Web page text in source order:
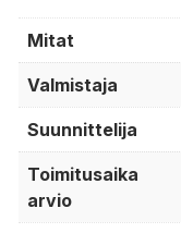
Mitat
Valmistaja
Suunnittelija
Toimitusaika
arvio